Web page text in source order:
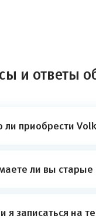
и ответы
приобрести
ли вы старые
я записаться на